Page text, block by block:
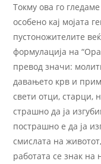
Токму ова го
особено кај мојата
пустоножителите
формулација на
превод значи:
давањето крв и
свети отци, старци,
страшно да ја
пострашно е да ја
смислата на
работата се знак на